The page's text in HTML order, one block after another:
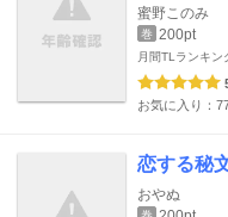
蜜野このみ
巻 200pt
月間TLランキン
お気に入り：
恋する秘
おやぬ